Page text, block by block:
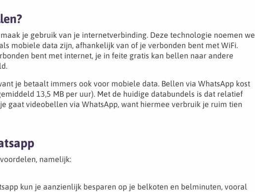
je gebruik van je internetverbinding. Deze technologie noemen we
mobiele data zijn, afhankelijk van of je verbonden bent met WiFi.
bent met internet, je in feite gratis kan bellen naar andere
je betaalt immers ook voor mobiele data. Bellen via WhatsApp kost
13,5 MB per uur). Met de huidige databundels is dat relatief
gaat videobellen via WhatsApp, want hiermee verbruik je ruim tien
namelijk:
kun je aanzienlijk besparen op je belkoten en belminuten, vooral